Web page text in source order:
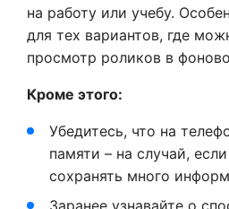
на работу или учебу.
для тех вариантов, где
просмотр роликов в
Кроме этого:
Убедитесь, что на
памяти – на случай,
сохранять много
Заранее узнавайте о